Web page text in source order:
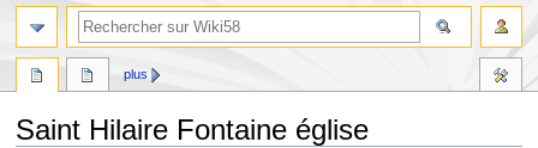
Saint Hilaire Fontaine église
plus